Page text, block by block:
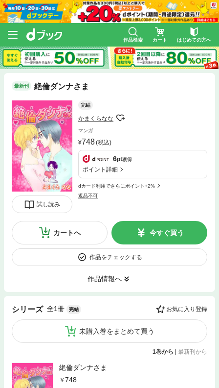
作品検索 カート はじめての方へ
最新刊 絶倫ダンナさま
試し読み
完結
かまくらなな
マンガ
748(税込)
6pt獲得
ポイント詳細
dカード利用でさらにポイント+2%
返品不可
カートへ 今すぐ買う
作品をチェックする
作品情報へ
シリーズ 全1冊 完結 お気に入り登録
未購入巻をまとめて買う
1巻から 最新刊から
絶倫ダンナさま
748